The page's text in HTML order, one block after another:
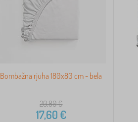
Bombažna rjuha 180x80 cm - bela
20,80€
17,60€